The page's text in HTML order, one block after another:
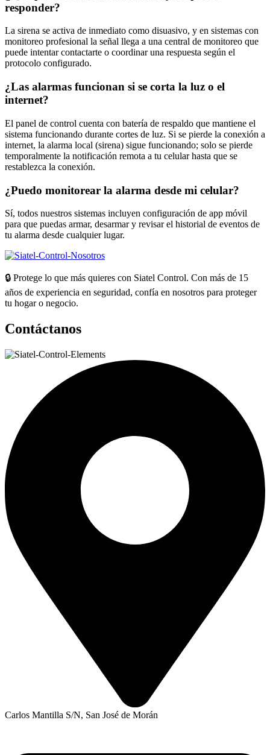
responder?
La sirena se activa de inmediato como disuasivo, y en sistemas con
monitoreo profesional la señal llega a una central de monitoreo que
puede intentar contactarte o coordinar una respuesta según el
protocolo configurado.
¿Las alarmas funcionan si se corta la luz o el
internet?
El panel de control cuenta con batería de respaldo que mantiene el
sistema funcionando durante cortes de luz. Si se pierde la conexión a
internet, la alarma local (sirena) sigue funcionando; solo se pierde
temporalmente la notificación remota a tu celular hasta que se
restablezca la conexión.
¿Puedo monitorear la alarma desde mi celular?
Sí, todos nuestros sistemas incluyen configuración de app móvil
para que puedas armar, desarmar y revisar el historial de eventos de
tu alarma desde cualquier lugar.
🔒 Protege lo que más quieres con Siatel Control. Con más de 15
años de experiencia en seguridad, confía en nosotros para proteger
tu hogar o negocio.
Contáctanos
Carlos Mantilla S/N, San José de Morán